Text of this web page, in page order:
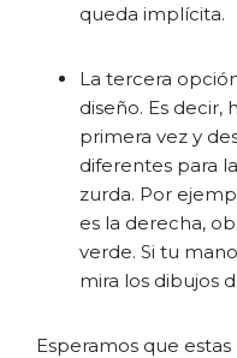
queda implícita.
La tercera
diseño. Es decir,
primera vez y
diferentes para
zurda. Por
es la derecha,
verde. Si tu
mira los dibujos
Esperamos que